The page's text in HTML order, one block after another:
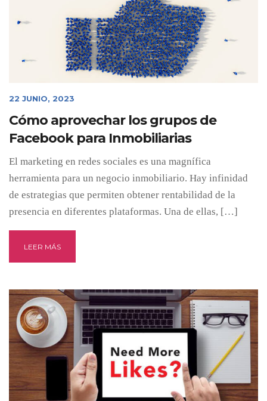
22 JUNIO, 2023
Cómo aprovechar los grupos de
Facebook para Inmobiliarias
El marketing en redes sociales es una magnífica
herramienta para un negocio inmobiliario. Hay infinidad
de estrategias que permiten obtener rentabilidad de la
presencia en diferentes plataformas. Una de ellas, […]
LEER MÁS